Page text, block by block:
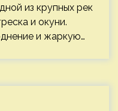
из крупных рек
и окуни.
и жаркую…